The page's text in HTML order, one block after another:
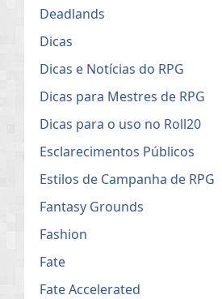
Deadlands
Dicas
Dicas e Notícias do RPG
Dicas para Mestres de RPG
Dicas para o uso no Roll20
Esclarecimentos Públicos
Estilos de Campanha de RPG
Fantasy Grounds
Fashion
Fate
Fate Accelerated